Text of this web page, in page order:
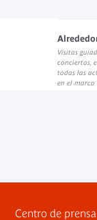
Visitas
conciertos,
todas las
en el marco
Centro de prensa